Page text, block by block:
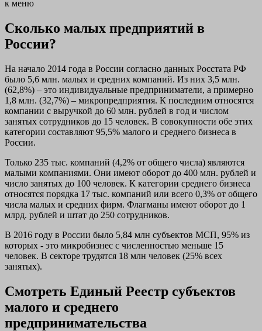
к меню
Сколько малых предприятий в
России?
На начало 2014 года в России согласно данных Росстата РФ
было 5,6 млн. малых и средних компаний. Из них 3,5 млн.
(62,8%) – это индивидуальные предприниматели, а примерно
1,8 млн. (32,7%) – микропредприятия. К последним относятся
компании с выручкой до 60 млн. рублей в год и числом
занятых сотрудников до 15 человек. В совокупности обе этих
категории составляют 95,5% малого и среднего бизнеса в
России.
Только 235 тыс. компаний (4,2% от общего числа) являются
малыми компаниями. Они имеют оборот до 400 млн. рублей и
число занятых до 100 человек. К категории среднего бизнеса
относятся порядка 17 тыс. компаний или всего 0,3% от общего
числа малых и средних фирм. Флагманы имеют оборот до 1
млрд. рублей и штат до 250 сотрудников.
В 2016 году в России было 5,84 млн субъектов МСП, 95% из
которых - это микробизнес с численностью меньше 15
человек. В секторе трудятся 18 млн человек (25% всех
занятых).
Смотреть Единый Реестр субъектов
малого и среднего
предпринимательства